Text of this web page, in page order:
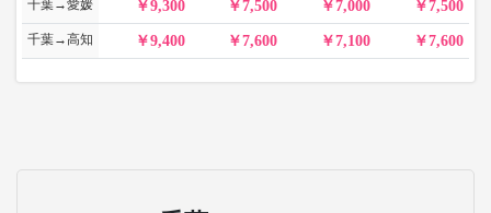
千葉→愛媛 9,300 7,500 7,000 7,500
千葉→高知 9,400 7,600 7,100 7,600